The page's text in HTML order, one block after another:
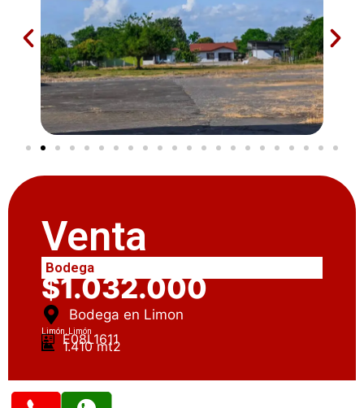
Venta
Bodega
$1.032.000
Bodega en Limon
Limón, Limón
E08L1611
1.410 mt2